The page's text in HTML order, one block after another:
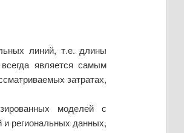
линий, т.е. длины
является самым
затратах,
моделей с
региональных данных,